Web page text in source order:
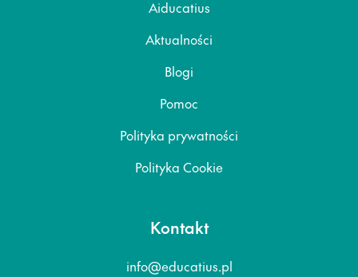
Aiducatius
Aktualności
Blogi
Pomoc
Polityka prywatności
Polityka Cookie
Kontakt
info@educatius.pl